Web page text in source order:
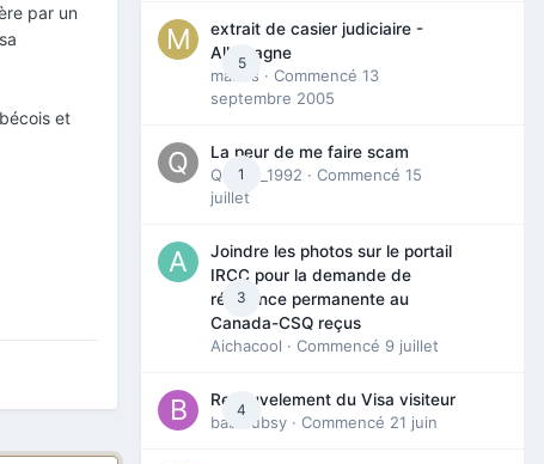
par un
et
5
extrait de casier judiciaire -
Allemagne
maries · Commencé 13
septembre 2005
1
La peur de me faire scam
Queen_1992 · Commencé 15
juillet
3
Joindre les photos sur le portail
IRCC pour la demande de
résidence permanente au
Canada-CSQ reçus
Aichacool · Commencé 9 juillet
4
Renouvelement du Visa visiteur
babibubsy · Commencé 21 juin